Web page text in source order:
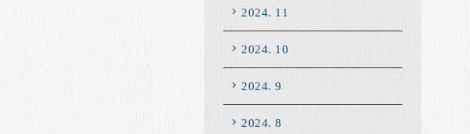
2024. 11
2024. 10
2024. 9
2024. 8